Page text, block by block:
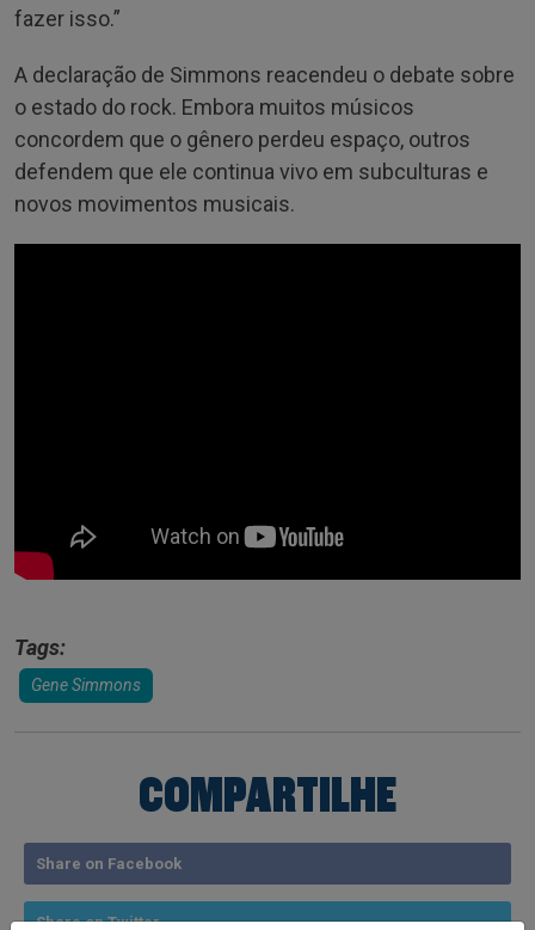
fazer isso.”
A declaração de Simmons reacendeu o debate sobre
o estado do rock. Embora muitos músicos
concordem que o gênero perdeu espaço, outros
defendem que ele continua vivo em subculturas e
novos movimentos musicais.
Tags:
Gene Simmons
COMPARTILHE
Share on Facebook
Share on Twitter